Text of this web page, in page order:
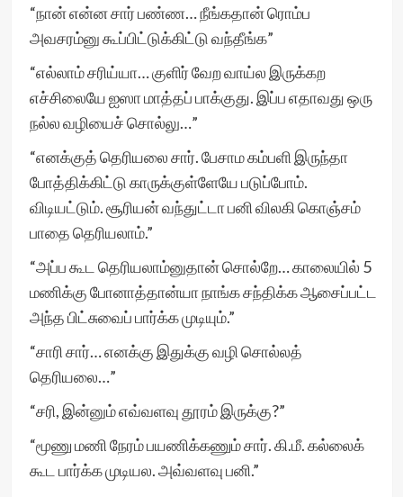
“நான் என்ன சார் பண்ண… நீங்கதான் ரொம்ப
அவசரம்னு கூப்பிட்டுக்கிட்டு வந்தீங்க”
“எல்லாம் சரிய்யா… குளிர் வேற வாய்ல இருக்கற
எச்சிலையே ஐஸா மாத்தப் பாக்குது. இப்ப எதாவது ஒரு
நல்ல வழியைச் சொல்லு…”
“எனக்குத் தெரியலை சார். பேசாம கம்பளி இருந்தா
போத்திக்கிட்டு காருக்குள்ளேயே படுப்போம்.
விடியட்டும். சூரியன் வந்துட்டா பனி விலகி கொஞ்சம்
பாதை தெரியலாம்.”
“அப்ப கூட தெரியலாம்னுதான் சொல்றே… காலையில் 5
மணிக்கு போனாத்தான்யா நாங்க சந்திக்க ஆசைப்பட்ட
அந்த பிட்சுவைப் பார்க்க முடியும்.”
“சாரி சார்… எனக்கு இதுக்கு வழி சொல்லத்
தெரியலை…”
“சரி, இன்னும் எவ்வளவு தூரம் இருக்கு?”
“மூணு மணி நேரம் பயணிக்கணும் சார். கி.மீ. கல்லைக்
கூட பார்க்க முடியல. அவ்வளவு பனி.”